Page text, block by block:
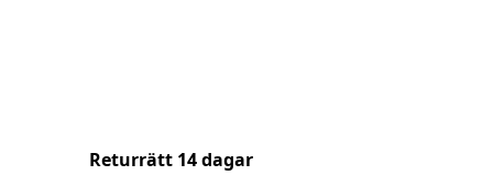
Returrätt 14 dagar